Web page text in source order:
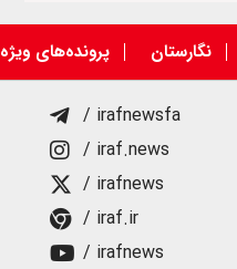
نگارستان پرونده‌های ویژه
/ irafnewsfa
/ iraf.news
/ irafnews
/ iraf.ir
/ irafnews